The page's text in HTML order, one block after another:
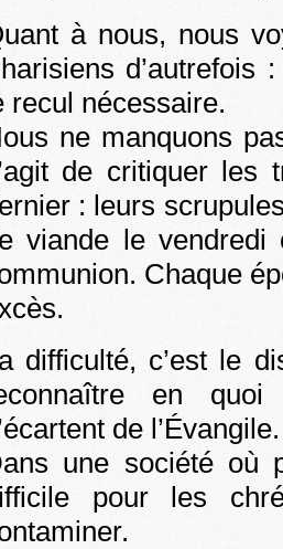
à nous, nous
recul nécessaire.
ne manquons
de critiquer les
: leurs
viande le vendredi
Chaque
difficulté, c’est le
en quoi
de l’Évangile.
une société où
pour les